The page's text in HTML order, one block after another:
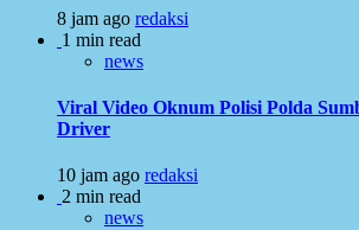
8 jam ago redaksi
1 min read
news
Viral Video Oknum Polisi Polda
Driver
10 jam ago redaksi
2 min read
news